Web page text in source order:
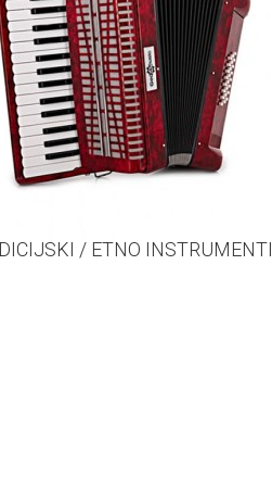
/ ETNO INSTRUMENTI